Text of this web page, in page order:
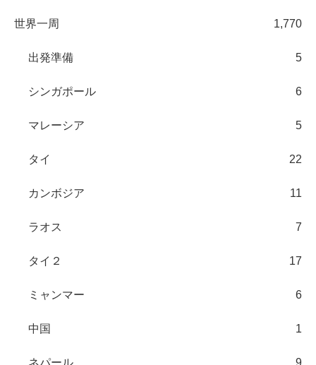
世界一周 1,770
出発準備 5
シンガポール 6
マレーシア 5
タイ 22
カンボジア 11
ラオス 7
タイ２ 17
ミャンマー 6
中国 1